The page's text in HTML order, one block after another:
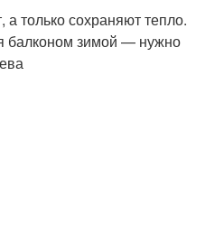
только сохраняют тепло.
балконом зимой — нужно